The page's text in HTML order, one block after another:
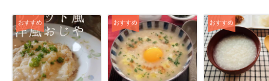
おすすめ おすすめ おすすめ